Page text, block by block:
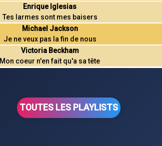
Enrique Iglesias
Tes larmes sont mes baisers
Michael Jackson
Je ne veux pas la fin de nous
Victoria Beckham
Mon coeur n'en fait qu'a sa tête
TOUTES LES PLAYLISTS